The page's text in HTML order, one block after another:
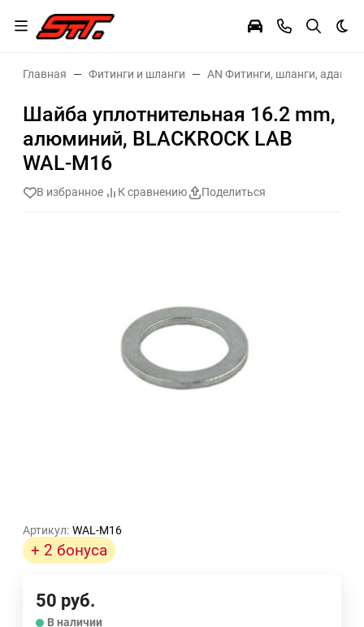
Главная Фитинги и шланги AN Фитинги, шланги,
Шайба уплотнительная 16.2 mm,
алюминий, BLACKROCK LAB
WAL-M16
В избранное К сравнению Поделиться
Артикул: WAL-M16
+ 2 бонуса
50 руб.
В наличии